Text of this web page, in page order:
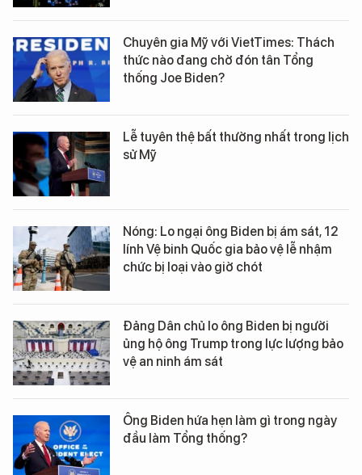
Chuyên gia Mỹ với VietTimes: Thách
thức nào đang chờ đón tân Tổng
thống Joe Biden?
Lễ tuyên thệ bất thường nhất trong lịch
sử Mỹ
Nóng: Lo ngại ông Biden bị ám sát, 12
lính Vệ binh Quốc gia bảo vệ lễ nhậm
chức bị loại vào giờ chót
Đảng Dân chủ lo ông Biden bị người
ủng hộ ông Trump trong lực lượng bảo
vệ an ninh ám sát
Ông Biden hứa hẹn làm gì trong ngày
đầu làm Tổng thống?